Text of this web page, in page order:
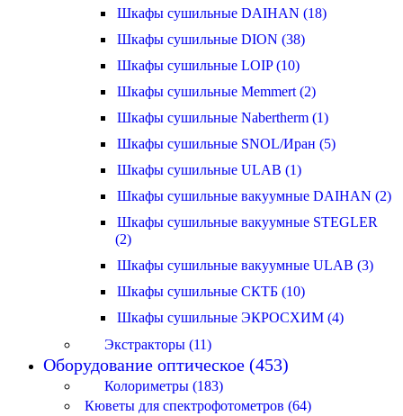
Шкафы сушильные DAIHAN (18)
Шкафы сушильные DION (38)
Шкафы сушильные LOIP (10)
Шкафы сушильные Memmert (2)
Шкафы сушильные Nabertherm (1)
Шкафы сушильные SNOL/Иран (5)
Шкафы сушильные ULAB (1)
Шкафы сушильные вакуумные DAIHAN (2)
Шкафы сушильные вакуумные STEGLER
(2)
Шкафы сушильные вакуумные ULAB (3)
Шкафы сушильные СКТБ (10)
Шкафы сушильные ЭКРОСХИМ (4)
Экстракторы (11)
Оборудование оптическое (453)
Колориметры (183)
Кюветы для спектрофотометров (64)